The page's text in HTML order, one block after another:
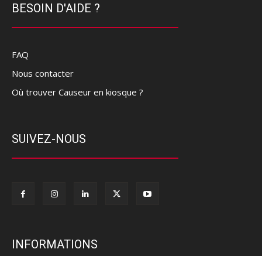
BESOIN D'AIDE ?
FAQ
Nous contacter
Où trouver Causeur en kiosque ?
SUIVEZ-NOUS
INFORMATIONS